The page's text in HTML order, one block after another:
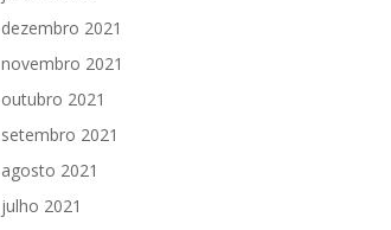
dezembro 2021
novembro 2021
outubro 2021
setembro 2021
agosto 2021
julho 2021